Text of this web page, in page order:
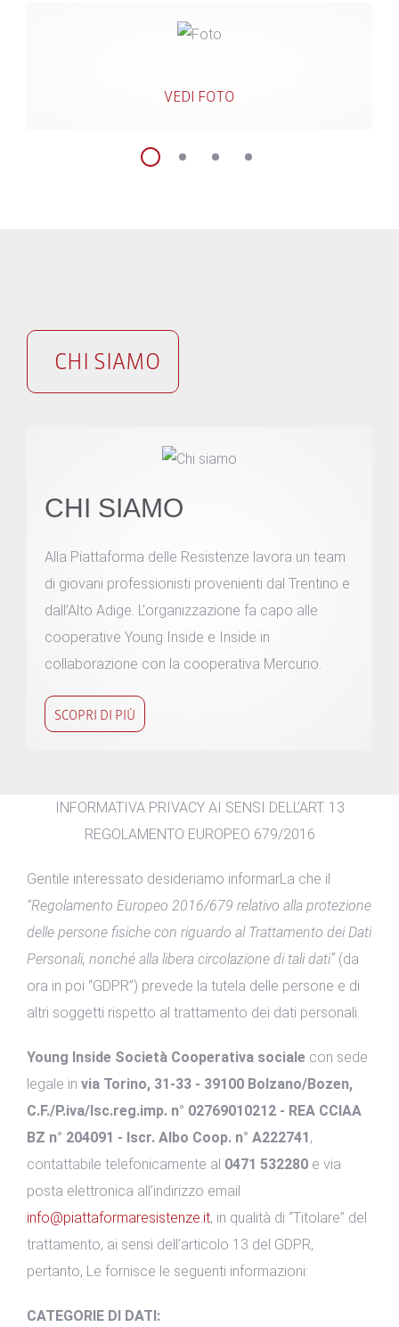
VEDI FOTO
CHI SIAMO
CHI SIAMO
Alla Piattaforma delle Resistenze lavora un team
di giovani professionisti provenienti dal Trentino e
dall’Alto Adige. L'organizzazione fa capo alle
cooperative Young Inside e Inside in
collaborazione con la cooperativa Mercurio.
SCOPRI DI PIÙ
INFORMATIVA PRIVACY AI SENSI DELL’ART. 13
REGOLAMENTO EUROPEO 679/2016
Gentile interessato desideriamo informarLa che il
“Regolamento Europeo 2016/679 relativo alla protezione
delle persone fisiche con riguardo al Trattamento dei Dati
Personali, nonché alla libera circolazione di tali dati” (da
ora in poi “GDPR”) prevede la tutela delle persone e di
altri soggetti rispetto al trattamento dei dati personali.
Young Inside Società Cooperativa sociale con sede
legale in via Torino, 31-33 - 39100 Bolzano/Bozen,
C.F./P.iva/Isc.reg.imp. n° 02769010212 - REA CCIAA
BZ n° 204091 - Iscr. Albo Coop. n° A222741 ,
contattabile telefonicamente al 0471 532280 e via
posta elettronica all’indirizzo email
info@piattaformaresistenze.it, in qualità di “Titolare” del
trattamento, ai sensi dell’articolo 13 del GDPR,
pertanto, Le fornisce le seguenti informazioni:
CATEGORIE DI DATI: